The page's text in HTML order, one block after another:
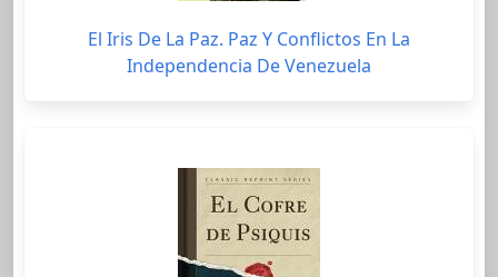
El Iris De La Paz. Paz Y Conflictos En La
Independencia De Venezuela